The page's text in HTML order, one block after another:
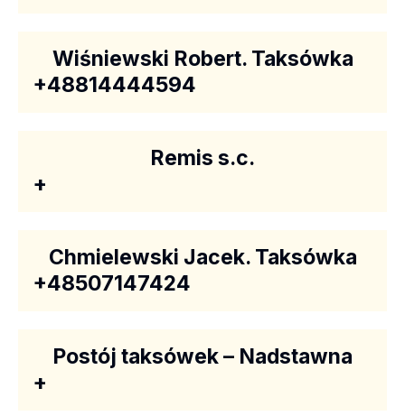
Wiśniewski Robert. Taksówka
+48814444594
Remis s.c.
+
Chmielewski Jacek. Taksówka
+48507147424
Postój taksówek – Nadstawna
+